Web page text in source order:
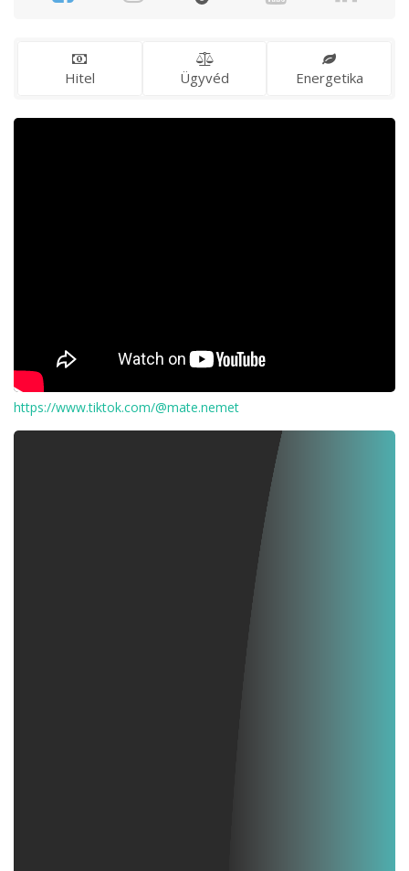
Hitel Ügyvéd Energetika
https://www.tiktok.com/@mate.nemet